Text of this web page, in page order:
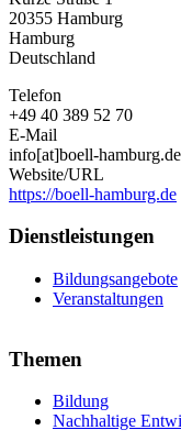
20355 Hamburg
Hamburg
Deutschland
Telefon
+49 40 389 52 70
E-Mail
info[at]boell-hamburg.de
Website/URL
https://boell-hamburg.de
Dienstleistungen
Bildungsangebote
Veranstaltungen
Themen
Bildung
Nachhaltige